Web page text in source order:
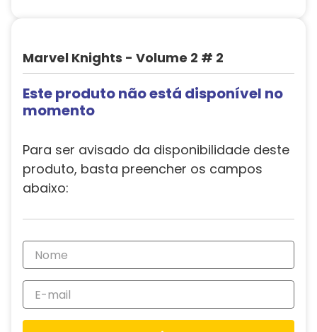
Marvel Knights - Volume 2 # 2
Este produto não está disponível no
momento
Para ser avisado da disponibilidade deste
produto, basta preencher os campos
abaixo: